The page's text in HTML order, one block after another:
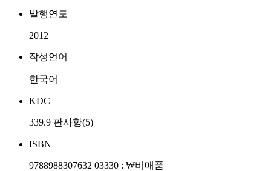
발행연도
2012
작성언어
한국어
KDC
339.9 판사항(5)
ISBN
9788988307632 03330 : ₩비매품